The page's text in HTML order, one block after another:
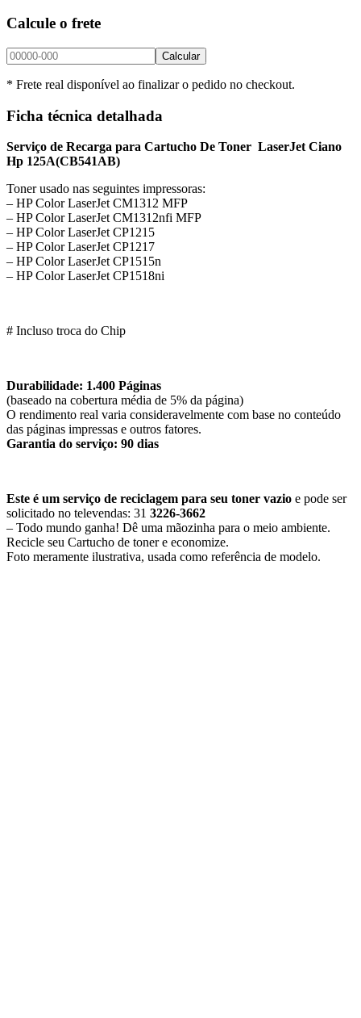
Calcule o frete
Calcular
* Frete real disponível ao finalizar o pedido no checkout.
Ficha técnica detalhada
Serviço de Recarga para Cartucho De Toner LaserJet Ciano
Hp 125A(CB541AB)
Toner usado nas seguintes impressoras:
– HP Color LaserJet CM1312 MFP
– HP Color LaserJet CM1312nfi MFP
– HP Color LaserJet CP1215
– HP Color LaserJet CP1217
– HP Color LaserJet CP1515n
– HP Color LaserJet CP1518ni
# Incluso troca do Chip
Durabilidade: 1.400 Páginas
(baseado na cobertura média de 5% da página)
O rendimento real varia consideravelmente com base no conteúdo
das páginas impressas e outros fatores.
Garantia do serviço: 90 dias
Este é um serviço de reciclagem para seu toner vazio e pode ser
solicitado no televendas: 31 3226-3662
– Todo mundo ganha! Dê uma mãozinha para o meio ambiente.
Recicle seu Cartucho de toner e economize.
​Foto meramente ilustrativa, usada como referência de modelo.